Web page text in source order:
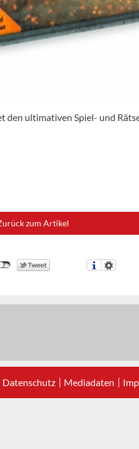
ultimativen Spiel- und
zum Artikel
Datenschutz Mediadaten